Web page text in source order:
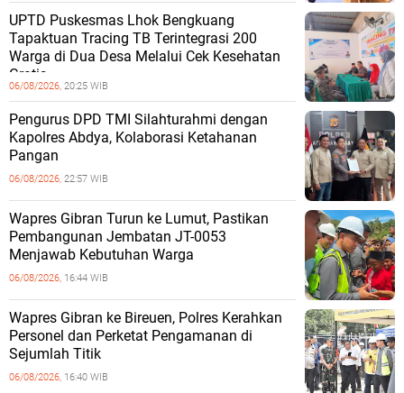
UPTD Puskesmas Lhok Bengkuang
Tapaktuan ‎Tracing TB Terintegrasi 200
Warga di Dua Desa Melalui Cek Kesehatan
Gratis
06/08/2026, 20:25 WIB
Pengurus DPD TMI Silahturahmi dengan
Kapolres Abdya, Kolaborasi Ketahanan
Pangan
06/08/2026, 22:57 WIB
Wapres Gibran Turun ke Lumut, Pastikan
Pembangunan Jembatan JT-0053
Menjawab Kebutuhan Warga
06/08/2026, 16:44 WIB
Wapres Gibran ke Bireuen, Polres Kerahkan
Personel dan Perketat Pengamanan di
Sejumlah Titik
06/08/2026, 16:40 WIB